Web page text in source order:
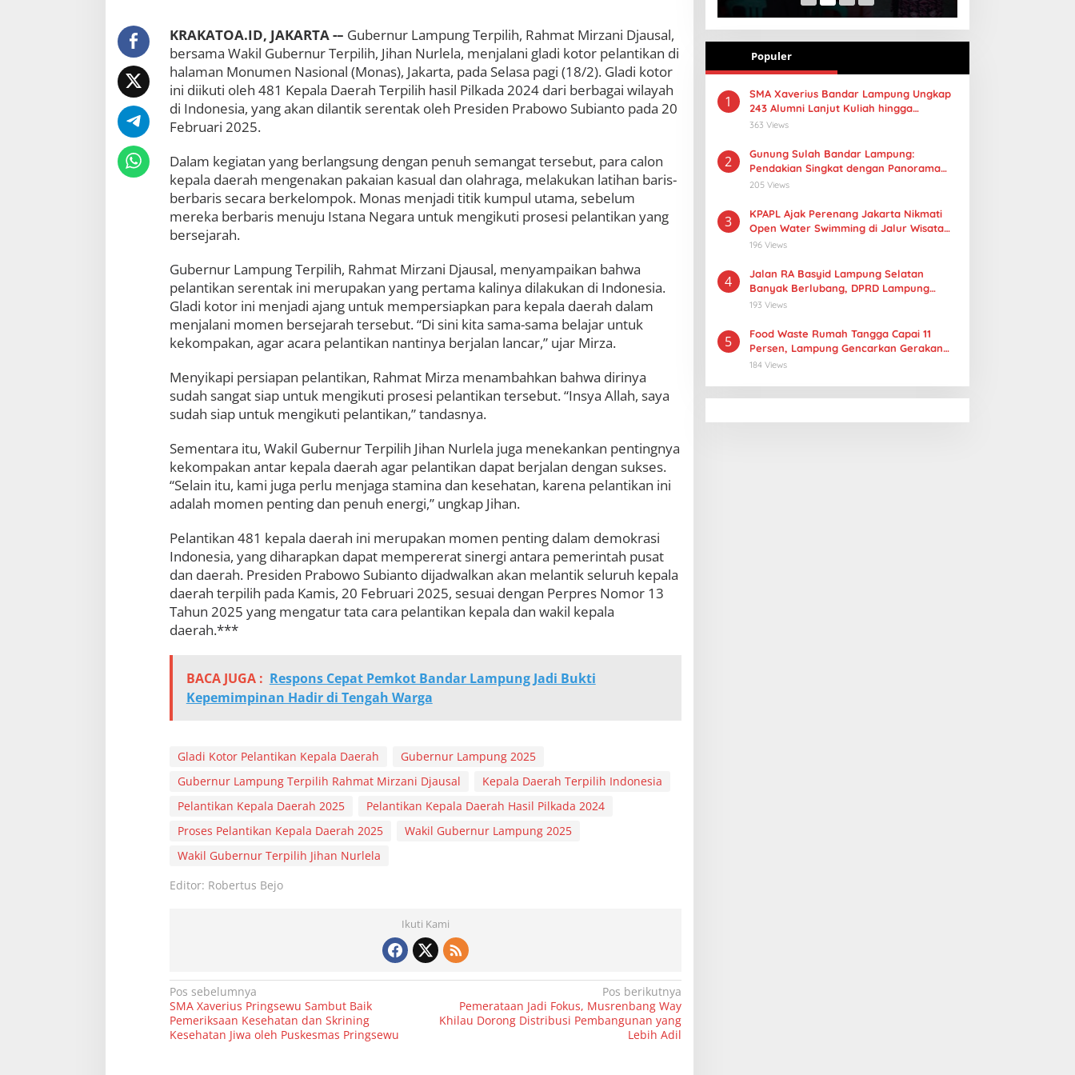
K
o
t
o
r
P
e
n
t
i
k
a
n
e
r
s
a
m
a
1
K
e
l
a
D
a
a
h
S
-
I
n
n
e
s
KRAKATOA.ID, JAKARTA -– Gubernur Lampung Terpilih, Rahmat Mirzani Djausal,
bersama Wakil Gubernur Terpilih, Jihan Nurlela, menjalani gladi kotor pelantikan di
halaman Monumen Nasional (Monas), Jakarta, pada Selasa pagi (18/2). Gladi kotor
ini diikuti oleh 481 Kepala Daerah Terpilih hasil Pilkada 2024 dari berbagai wilayah
di Indonesia, yang akan dilantik serentak oleh Presiden Prabowo Subianto pada 20
Februari 2025.
Dalam kegiatan yang berlangsung dengan penuh semangat tersebut, para calon
kepala daerah mengenakan pakaian kasual dan olahraga, melakukan latihan baris-
berbaris secara berkelompok. Monas menjadi titik kumpul utama, sebelum
mereka berbaris menuju Istana Negara untuk mengikuti prosesi pelantikan yang
bersejarah.
Gubernur Lampung Terpilih, Rahmat Mirzani Djausal, menyampaikan bahwa
pelantikan serentak ini merupakan yang pertama kalinya dilakukan di Indonesia.
Gladi kotor ini menjadi ajang untuk mempersiapkan para kepala daerah dalam
menjalani momen bersejarah tersebut. “Di sini kita sama-sama belajar untuk
kekompakan, agar acara pelantikan nantinya berjalan lancar,” ujar Mirza.
Menyikapi persiapan pelantikan, Rahmat Mirza menambahkan bahwa dirinya
sudah sangat siap untuk mengikuti prosesi pelantikan tersebut. “Insya Allah, saya
sudah siap untuk mengikuti pelantikan,” tandasnya.
Sementara itu, Wakil Gubernur Terpilih Jihan Nurlela juga menekankan pentingnya
kekompakan antar kepala daerah agar pelantikan dapat berjalan dengan sukses.
“Selain itu, kami juga perlu menjaga stamina dan kesehatan, karena pelantikan ini
adalah momen penting dan penuh energi,” ungkap Jihan.
Pelantikan 481 kepala daerah ini merupakan momen penting dalam demokrasi
Indonesia, yang diharapkan dapat mempererat sinergi antara pemerintah pusat
dan daerah. Presiden Prabowo Subianto dijadwalkan akan melantik seluruh kepala
daerah terpilih pada Kamis, 20 Februari 2025, sesuai dengan Perpres Nomor 13
Tahun 2025 yang mengatur tata cara pelantikan kepala dan wakil kepala
daerah.***
BACA JUGA : Respons Cepat Pemkot Bandar Lampung Jadi Bukti
Kepemimpinan Hadir di Tengah Warga
Gladi Kotor Pelantikan Kepala Daerah
Gubernur Lampung 2025
Gubernur Lampung Terpilih Rahmat Mirzani Djausal
Kepala Daerah Terpilih Indonesia
Pelantikan Kepala Daerah 2025
Pelantikan Kepala Daerah Hasil Pilkada 2024
Proses Pelantikan Kepala Daerah 2025
Wakil Gubernur Lampung 2025
Wakil Gubernur Terpilih Jihan Nurlela
Editor: Robertus Bejo
Ikuti Kami
N
a
v
Pos sebelumnya
SMA Xaverius Pringsewu Sambut Baik
Pemeriksaan Kesehatan dan Skrining
Kesehatan Jiwa oleh Puskesmas Pringsewu
Pos berikutnya
Pemerataan Jadi Fokus, Musrenbang Way
Khilau Dorong Distribusi Pembangunan yang
Lebih Adil
Populer
1
SMA Xaverius Bandar Lampung Ungkap
243 Alumni Lanjut Kuliah hingga
Mancanegara
363 Views
2
Gunung Sulah Bandar Lampung:
Pendakian Singkat dengan Panorama
Kota yang Memukau
205 Views
3
KPAPL Ajak Perenang Jakarta Nikmati
Open Water Swimming di Jalur Wisata
Lampung
196 Views
4
Jalan RA Basyid Lampung Selatan
Banyak Berlubang, DPRD Lampung
Dorong Masuk Prioritas APBD 2027
193 Views
5
Food Waste Rumah Tangga Capai 11
Persen, Lampung Gencarkan Gerakan
Selamatan Pangan
184 Views